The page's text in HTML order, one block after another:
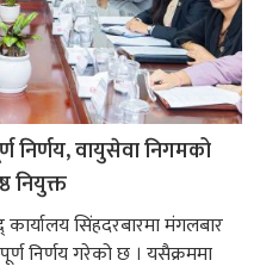
निर्णय, वायुसेवा निगमको
नियुक्त
कार्यालय सिंहदरबारमा मंगलबार
निर्णय गरेको छ । यसैक्रममा